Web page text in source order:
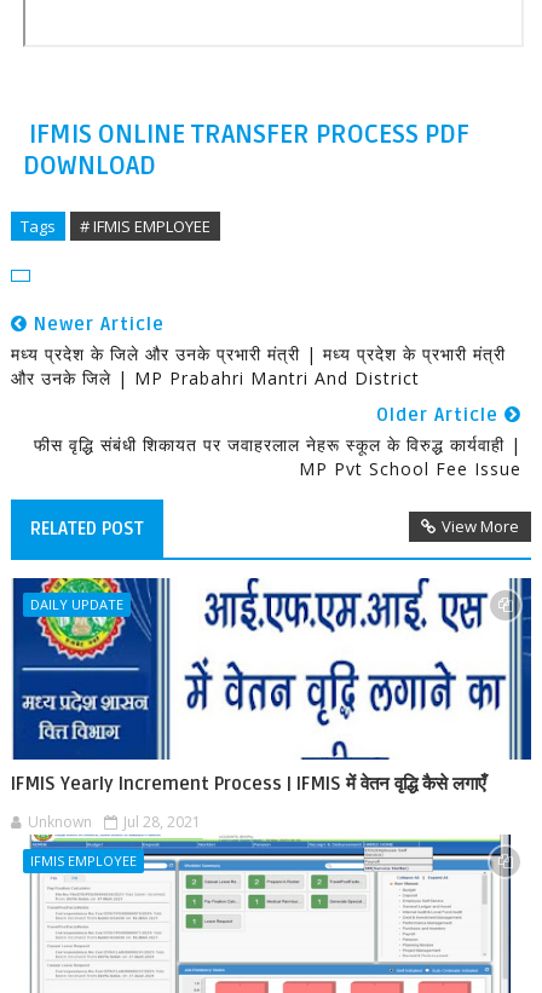
IFMIS ONLINE TRANSFER PROCESS PDF
DOWNLOAD
Tags # IFMIS EMPLOYEE
Newer Article
मध्य प्रदेश के जिले और उनके प्रभारी मंत्री | मध्य प्रदेश के प्रभारी मंत्री
और उनके जिले | MP Prabahri Mantri And District
Older Article
फीस वृद्धि संबंधी शिकायत पर जवाहरलाल नेहरू स्कूल के विरुद्ध कार्यवाही |
MP Pvt School Fee Issue
RELATED POST View More
DAILY UPDATE
IFMIS Yearly Increment Process | IFMIS में वेतन वृद्धि कैसे लगाएँ
Unknown Jul 28, 2021
IFMIS EMPLOYEE